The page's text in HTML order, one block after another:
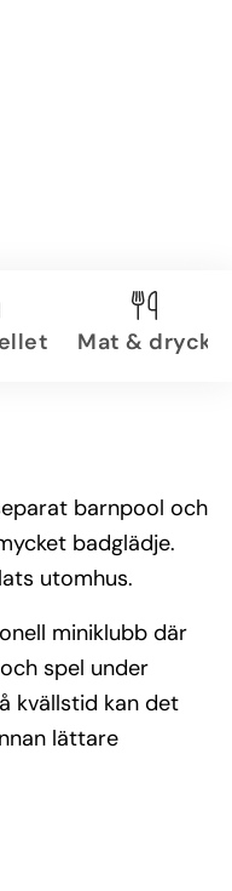
Mat & dryck
barnpool och
badglädje.
utomhus.
miniklubb där
spel under
kvällstid kan det
lättare